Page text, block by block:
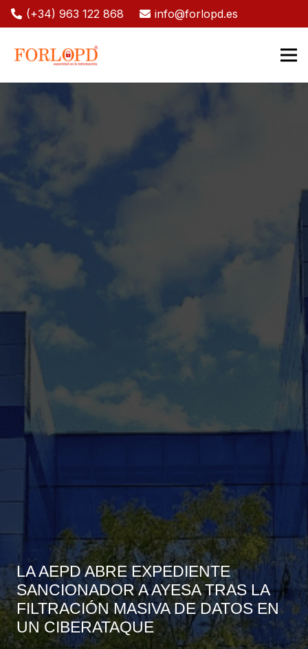
(+34) 963 122 868 info@forlopd.es
LA AEPD ABRE EXPEDIENTE
SANCIONADOR A AYESA TRAS LA
FILTRACIÓN MASIVA DE DATOS EN
UN CIBERATAQUE